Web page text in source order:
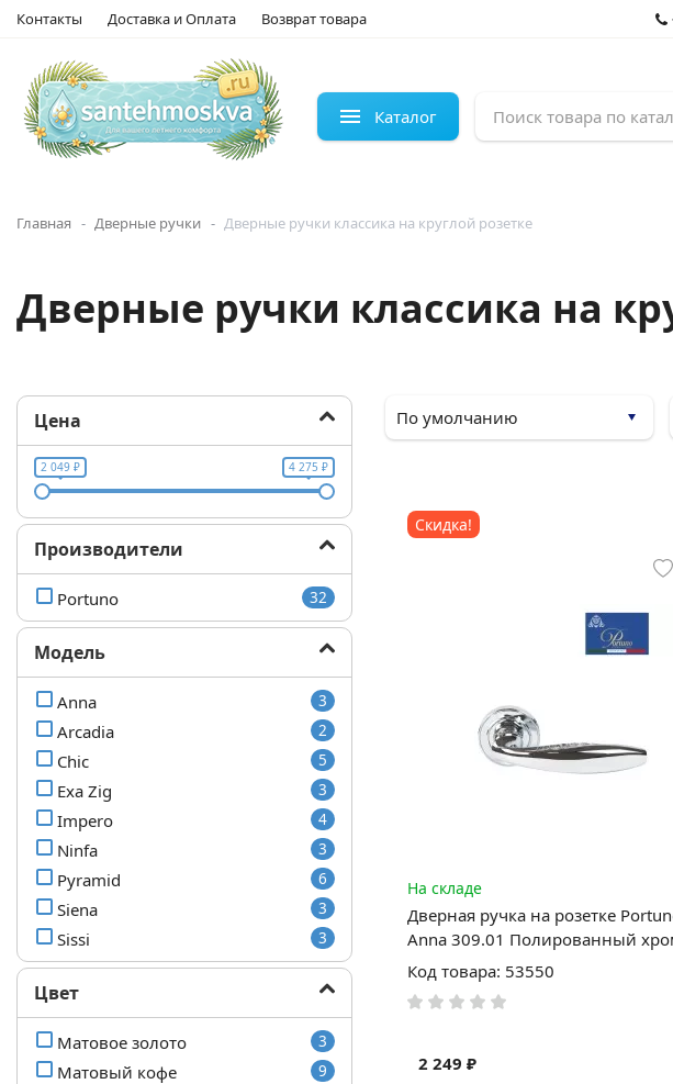
Контакты Доставка и Оплата Возврат товара
Каталог
Главная Дверные ручки Дверные ручки классика на круглой розетке
Дверные ручки классика на
Цена
2 049 ₽ 4 275 ₽
Производители
Portuno 32
Модель
Anna 3
Arcadia 2
Chic 5
Exa Zig 3
Impero 4
Ninfa 3
Pyramid 6
Siena 3
Sissi 3
Цвет
Матовое золото 3
Матовый кофе 9
Скидка!
На складе
Дверная ручка на розетке
Anna 309.01 Полированный
Код товара: 53550
2 249 ₽